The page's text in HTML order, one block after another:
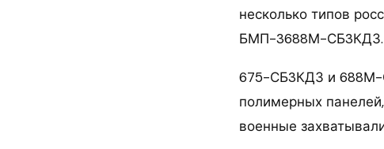
несколько типов
БМП-3688М-СБ3КДЗ.
675-СБ3КДЗ и 688М-
полимерных
военные